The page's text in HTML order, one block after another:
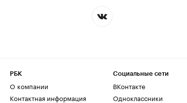
РБК
О компании
Контактная информация
Социальные сети
ВКонтакте
Одноклассники